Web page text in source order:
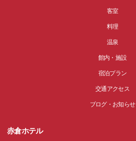
客室
料理
温泉
館内・施設
宿泊プラン
交通アクセス
ブログ・お知らせ
赤倉ホテル